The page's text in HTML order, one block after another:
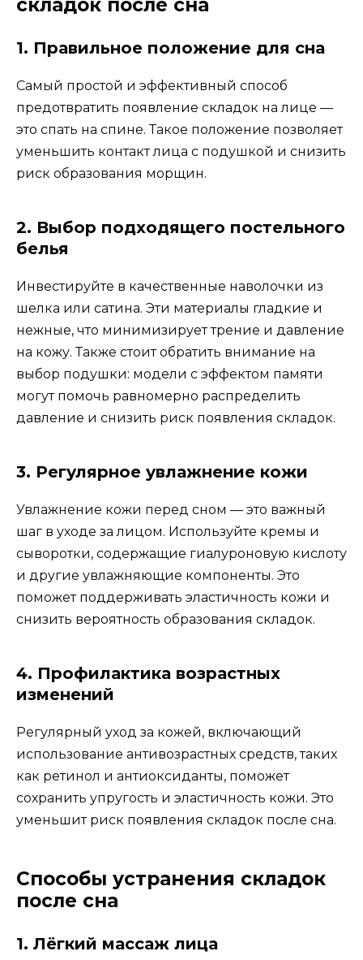
складок после сна
1. Правильное положение для сна
Самый простой и эффективный способ
предотвратить появление складок на лице —
это спать на спине. Такое положение позволяет
уменьшить контакт лица с подушкой и снизить
риск образования морщин.
2. Выбор подходящего постельного
белья
Инвестируйте в качественные наволочки из
шелка или сатина. Эти материалы гладкие и
нежные, что минимизирует трение и давление
на кожу. Также стоит обратить внимание на
выбор подушки: модели с эффектом памяти
могут помочь равномерно распределить
давление и снизить риск появления складок.
3. Регулярное увлажнение кожи
Увлажнение кожи перед сном — это важный
шаг в уходе за лицом. Используйте кремы и
сыворотки, содержащие гиалуроновую кислоту
и другие увлажняющие компоненты. Это
поможет поддерживать эластичность кожи и
снизить вероятность образования складок.
4. Профилактика возрастных
изменений
Регулярный уход за кожей, включающий
использование антивозрастных средств, таких
как ретинол и антиоксиданты, поможет
сохранить упругость и эластичность кожи. Это
уменьшит риск появления складок после сна.
Способы устранения складок
после сна
1. Лёгкий массаж лица